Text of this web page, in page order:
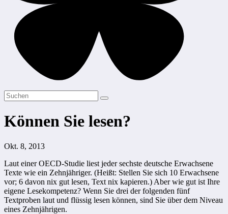
Können Sie lesen?
Okt. 8, 2013
Laut einer OECD-Studie liest jeder sechste deutsche Erwachsene
Texte wie ein Zehnjähriger. (Heißt: Stellen Sie sich 10 Erwachsene
vor; 6 davon nix gut lesen, Text nix kapieren.) Aber wie gut ist Ihre
eigene Lesekompetenz? Wenn Sie drei der folgenden fünf
Textproben laut und flüssig lesen können, sind Sie über dem Niveau
eines Zehnjährigen.